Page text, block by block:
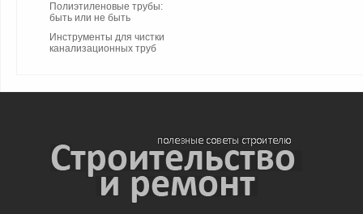
Полиэтиленовые трубы:
быть или не быть
Инструменты для чистки
канализационных труб